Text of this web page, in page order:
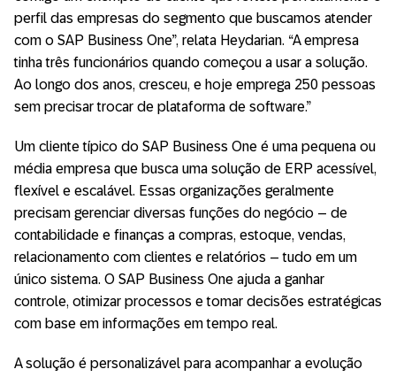
perfil das empresas do segmento que buscamos atender
com o SAP Business One”, relata Heydarian. “A empresa
tinha três funcionários quando começou a usar a solução.
Ao longo dos anos, cresceu, e hoje emprega 250 pessoas
sem precisar trocar de plataforma de software.”
Um cliente típico do SAP Business One é uma pequena ou
média empresa que busca uma solução de ERP acessível,
flexível e escalável. Essas organizações geralmente
precisam gerenciar diversas funções do negócio – de
contabilidade e finanças a compras, estoque, vendas,
relacionamento com clientes e relatórios – tudo em um
único sistema. O SAP Business One ajuda a ganhar
controle, otimizar processos e tomar decisões estratégicas
com base em informações em tempo real.
A solução é personalizável para acompanhar a evolução